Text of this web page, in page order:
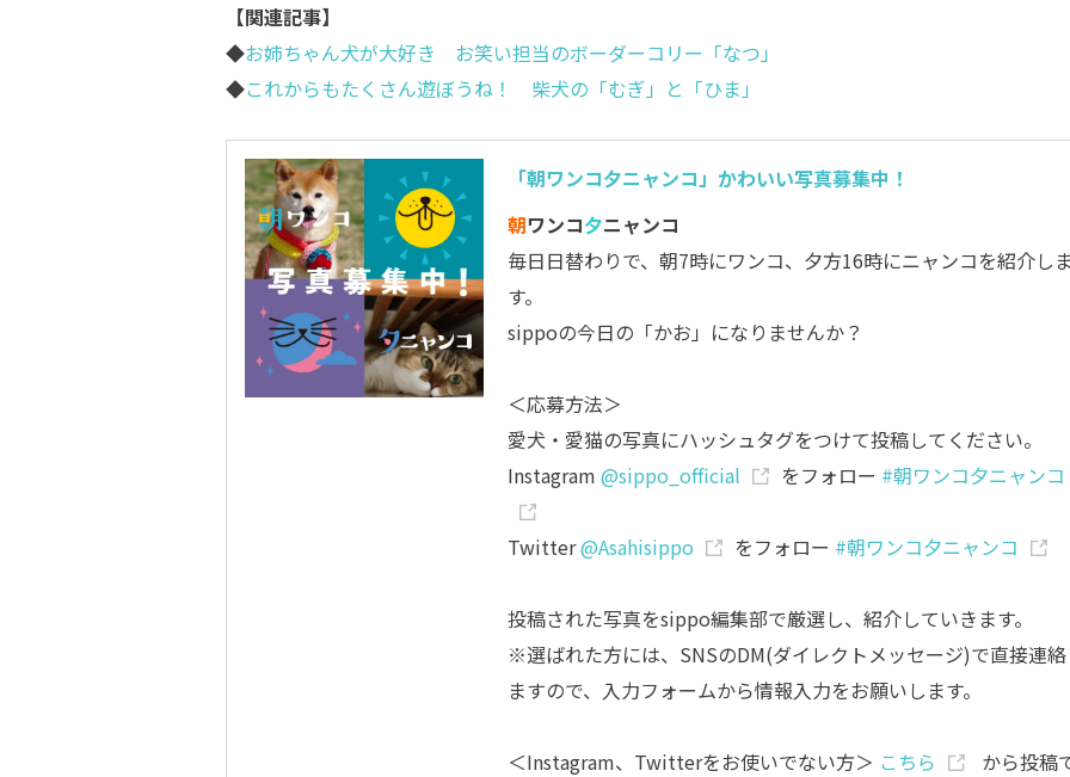
【関連記事】
◆お姉ちゃん犬が大好き お笑い担当のボーダーコリー「なつ」
◆これからもたくさん遊ぼうね！ 柴犬の「むぎ」と「ひま」
「朝ワンコ夕ニャンコ」かわいい写真募集中！
朝ワンコ夕ニャンコ
毎日日替わりで、朝7時にワンコ、夕方16時にニャンコを紹介し
す。
sippoの今日の「かお」になりませんか？
＜応募方法＞
愛犬・愛猫の写真にハッシュタグをつけて投稿してください。
Instagram @sippo_official をフォロー #朝ワンコ夕ニャンコ
Twitter@Asahisippo をフォロー #朝ワンコ夕ニャンコ
投稿された写真をsippo編集部で厳選し、紹介していきます。
※選ばれた方には、SNSのDM(ダイレクトメッセージ)で直接連
ますので、入力フォームから情報入力をお願いします。
＜Instagram、Twitterをお使いでない方＞ こちら
から投稿